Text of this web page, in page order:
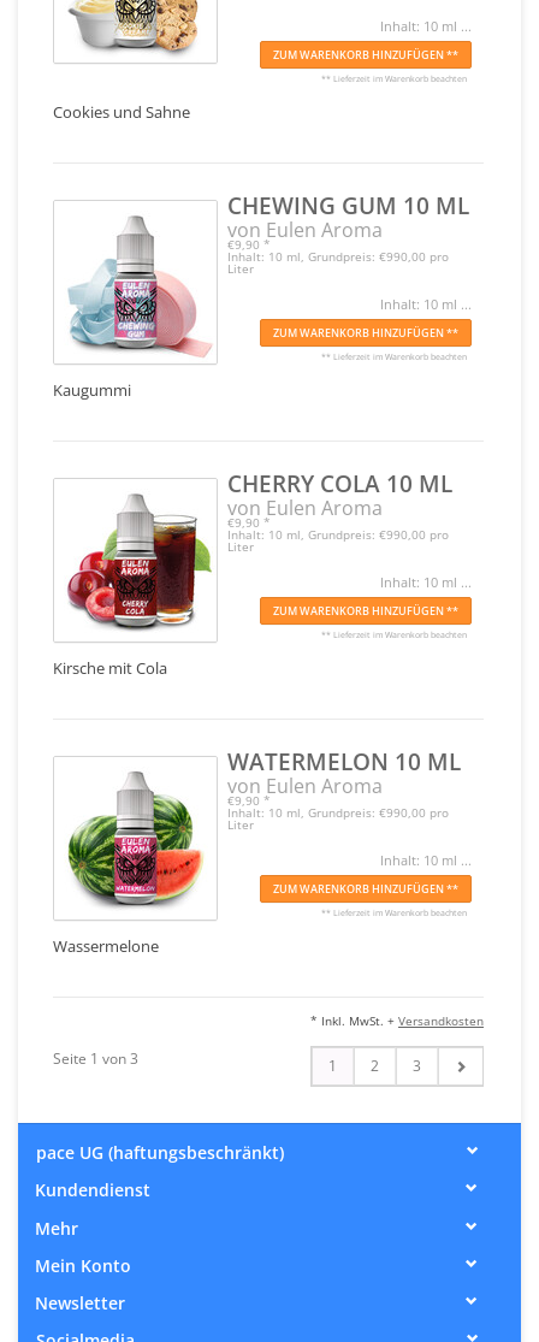
Inhalt: 10 ml ...
ZUM WARENKORB HINZUFÜGEN **
** Lieferzeit im Warenkorb beachten
Cookies und Sahne
CHEWING GUM 10 ML
von Eulen Aroma
€9,90 *
Inhalt: 10 ml, Grundpreis: €990,00 pro
Liter
Inhalt: 10 ml ...
ZUM WARENKORB HINZUFÜGEN **
** Lieferzeit im Warenkorb beachten
Kaugummi
CHERRY COLA 10 ML
von Eulen Aroma
€9,90 *
Inhalt: 10 ml, Grundpreis: €990,00 pro
Liter
Inhalt: 10 ml ...
ZUM WARENKORB HINZUFÜGEN **
** Lieferzeit im Warenkorb beachten
Kirsche mit Cola
WATERMELON 10 ML
von Eulen Aroma
€9,90 *
Inhalt: 10 ml, Grundpreis: €990,00 pro
Liter
Inhalt: 10 ml ...
ZUM WARENKORB HINZUFÜGEN **
** Lieferzeit im Warenkorb beachten
Wassermelone
* Inkl. MwSt. + Versandkosten
Seite 1 von 3 1 2 3
pace UG (haftungsbeschränkt)
Kundendienst
Mehr
Mein Konto
Newsletter